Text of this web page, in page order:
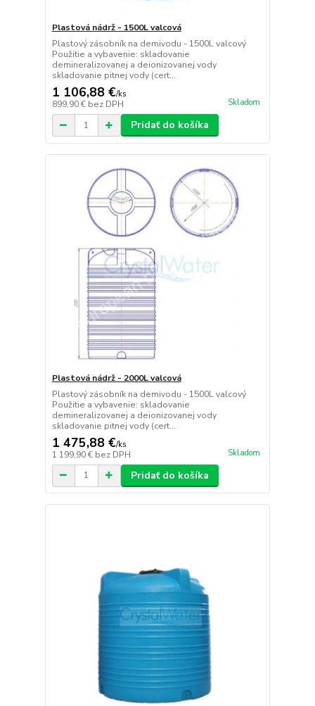
Plastová nádrž - 1500L valcová
Plastový zásobník na demivodu - 1500L valcový
Použitie a vybavenie: skladovanie
demineralizovanej a deionizovanej vody
skladovanie pitnej vody (cert...
1 106,88 €/ks
899,90 € bez DPH Skladom
Pridať do košíka
Plastová nádrž - 2000L valcová
Plastový zásobník na demivodu - 1500L valcový
Použitie a vybavenie: skladovanie
demineralizovanej a deionizovanej vody
skladovanie pitnej vody (cert...
1 475,88 €/ks
1 199,90 € bez DPH Skladom
Pridať do košíka